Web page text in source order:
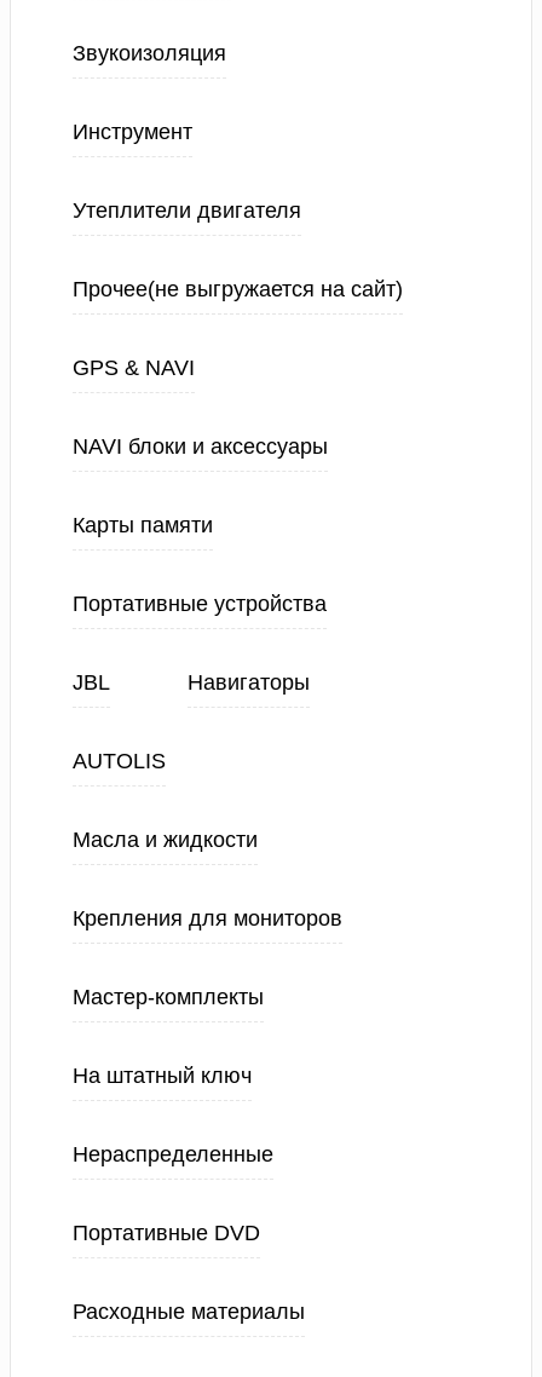
Звукоизоляция
Инструмент
Утеплители двигателя
Прочее(не выгружается на сайт)
GPS & NAVI
NAVI блоки и аксессуары
Карты памяти
Портативные устройства
JBL Навигаторы
AUTOLIS
Масла и жидкости
Крепления для мониторов
Мастер-комплекты
На штатный ключ
Нераспределенные
Портативные DVD
Расходные материалы